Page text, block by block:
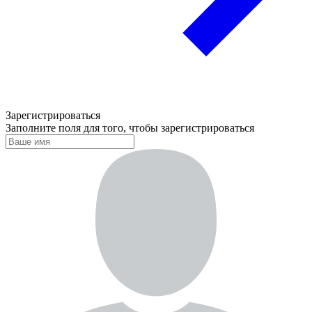
Зарегистрироваться
Заполните поля для того, чтобы зарегистрироваться